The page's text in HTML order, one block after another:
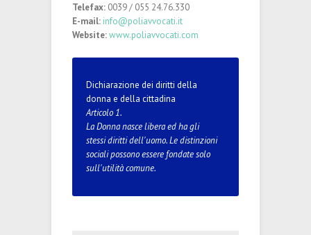
Telefax: 0039 / 055 24.76.330
E-mail: info@poliavvocati.it
Website:www.poliavvocati.com
Dichiarazione dei diritti della
donna e della cittadina
Articolo 1.
La Donna nasce libera ed ha gli
stessi diritti dell'uomo. Le distinzioni
sociali possono essere fondate solo
sull'utilità comune.